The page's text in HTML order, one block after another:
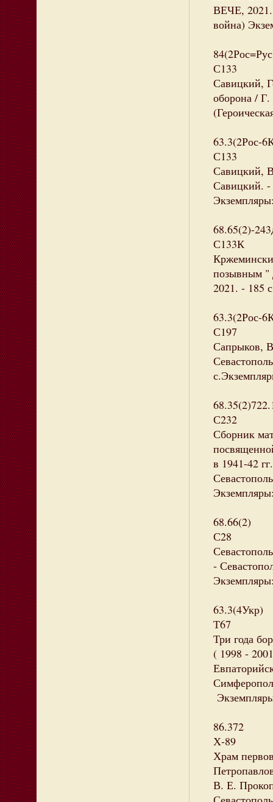
ВЕЧЕ, 2021.
война)
С133
Савицкий,
оборона /
63.3(2Рос-
С133
Савицкий,
Савицкий. -
68.65(2)-
С133К
позывным "
2021. - 185
63.3(2Рос-
С197
Сапрыков,
С232
Сборник
в 1941-42
68.66(2)
С28
-
63.3(4Укр)
Т67
Три года
( 1998 -
86.372
Х-89
Храм
В. Е.